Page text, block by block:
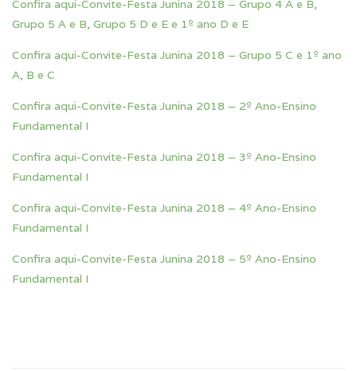
Confira aqui-Convite-Festa Junina 2018 – Grupo 4 A e B,
Grupo 5 A e B, Grupo 5 D e E e 1º ano D e E
Confira aqui-Convite-Festa Junina 2018 – Grupo 5 C e 1º ano
A, B e C
Confira aqui-Convite-Festa Junina 2018 – 2º Ano-Ensino
Fundamental I
Confira aqui-Convite-Festa Junina 2018 – 3º Ano-Ensino
Fundamental I
Confira aqui-Convite-Festa Junina 2018 – 4º Ano-Ensino
Fundamental I
Confira aqui-Convite-Festa Junina 2018 – 5º Ano-Ensino
Fundamental I